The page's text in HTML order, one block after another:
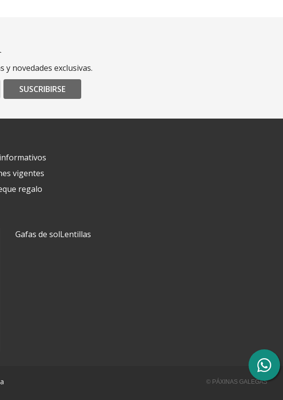
novedades exclusivas.
SUSCRIBIRSE
vigentes
regalo
Gafas de solLentillas
© PÁXINAS GALEGAS